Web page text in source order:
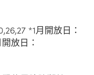
*1月開放日：
放日：